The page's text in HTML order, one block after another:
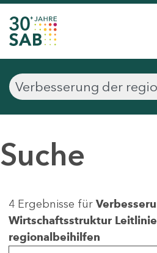
Suche
4 Ergebnisse für
Wirtschaftsstruktur
regionalbeihilfen